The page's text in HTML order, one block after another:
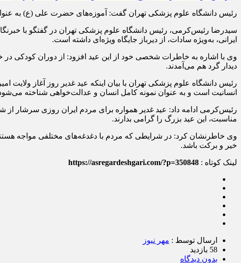
رئیس دانشگاه علوم پزشکی تهران گفت: آموزه‌های حضرت علی (ع) به
سیدرضا رئیس‌کرمی، رئیس دانشگاه علوم پزشکی تهران در گفتگو با خبرنگار
ایرانی، به‌ویژه سادات، از دیرباز جایگاه ویژه‌ای داشته است.
وی با اشاره به خاطرات شخصی خود از این عید افزود: از دوران کودکی در
دیدار گرد هم می‌آمدند.
رئیس دانشگاه علوم پزشکی تهران با بیان اینکه عید غدیر روز آغاز
انسانیت است و به عنوان نمونه کامل انسان و عدالت‌خواهی شناخته
رئیس‌کرمی ادامه داد: عید غدیر همواره برای مردم ایران روزی سرشار
مناسبت، این عید بزرگ را گرامی بدارند.
وی خاطرنشان کرد: در شرایطی که مردم با دغدغه‌های مختلفی مواجه
خیر و برکت باشد.
لینک کوتاه : https://asregardeshgari.com/?p=350848
ارسال توسط : مهر نیوز
58 بازدید
بدون دیدگاه